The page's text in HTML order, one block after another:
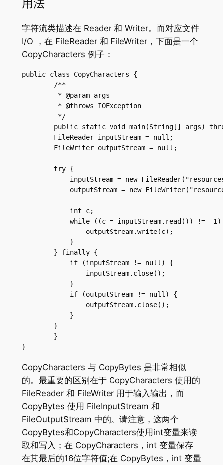
用法
字符流类描述在 Reader 和 Writer。而对应文件
I/O ，在 FileReader 和 FileWriter，下面是一个
CopyCharacters 例子：
public class CopyCharacters {
        FileReader inputStream = null;
        FileWriter outputStream = null;
        try {
inputStream = new
outputStream = new
            int c;
while ((c = inputStream.read()) != -1)
                outputStream.write(c);
            }
        } finally {
            if (inputStream != null) {
                inputStream.close();
            }
            if (outputStream != null) {
                outputStream.close();
            }
        }
}
CopyCharacters 与 CopyBytes 是非常相似
的。最重要的区别在于 CopyCharacters 使用的
FileReader 和 FileWriter 用于输入输出，而
CopyBytes 使用 FileInputStream 和
FileOutputStream 中的。请注意，这两个
CopyBytes和CopyCharacters使用int变量来读
取和写入；在 CopyCharacters，int 变量保存
在其最后的16位字符值;在 CopyBytes，int 变量